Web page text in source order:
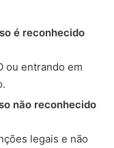
é reconhecido
ou entrando em
não reconhecido
legais e não